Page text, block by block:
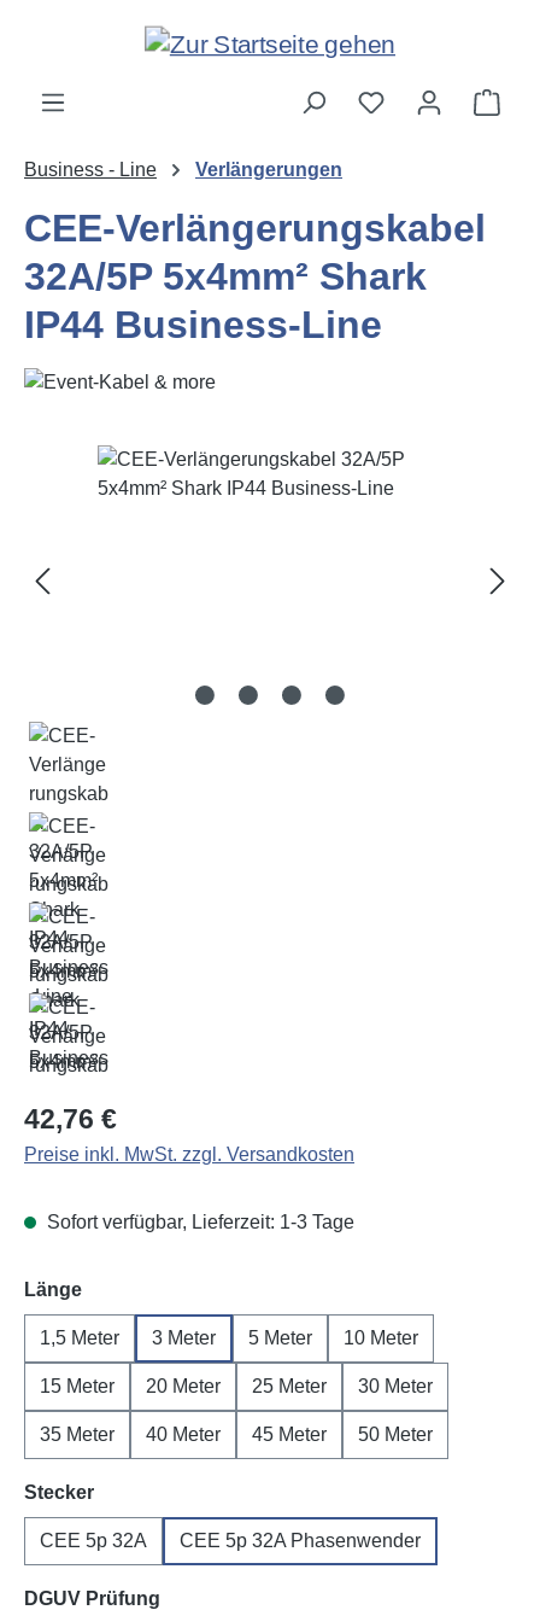
Zum Hauptinhalt springen
Business - Line Verlängerungen
CEE-Verlängerungskabel
32A/5P 5x4mm² Shark
IP44 Business-Line
Bildergalerie überspringen
Regulärer Preis:
42,76 €
Preise inkl. MwSt. zzgl. Versandkosten
Sofort verfügbar, Lieferzeit: 1-3 Tage
Längeauswählen
1,5 Meter 3 Meter 5 Meter 10 Meter
15 Meter 20 Meter 25 Meter 30 Meter
35 Meter 40 Meter 45 Meter 50 Meter
Steckerauswählen
CEE 5p 32A CEE 5p 32A Phasenwender
DGUV Prüfung